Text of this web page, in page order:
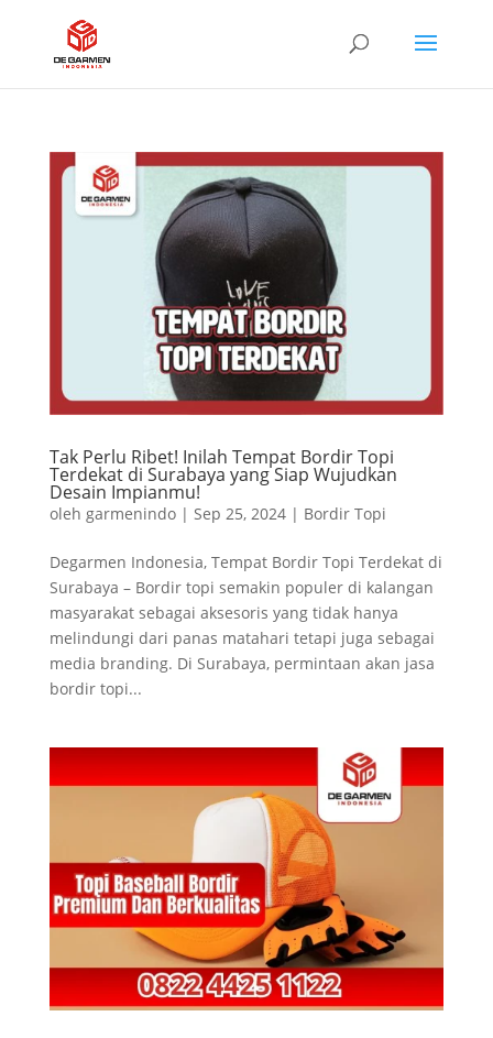
Tak Perlu Ribet! Inilah Tempat Bordir Topi
Terdekat di Surabaya yang Siap Wujudkan
Desain Impianmu!
oleh garmenindo| Sep 25, 2024| Bordir Topi
Degarmen Indonesia, Tempat Bordir Topi Terdekat di
Surabaya – Bordir topi semakin populer di kalangan
masyarakat sebagai aksesoris yang tidak hanya
melindungi dari panas matahari tetapi juga sebagai
media branding. Di Surabaya, permintaan akan jasa
bordir topi...